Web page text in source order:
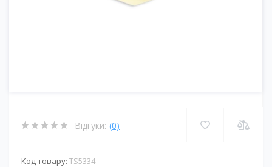
Відгуки: (0)
Код товару: TS5334